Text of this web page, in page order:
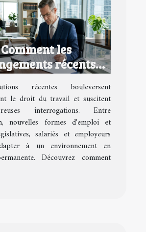
Comment les
récents
ils le droit du
travail ?
récentes bouleversent
le droit du travail et suscitent
interrogations. Entre
nouvelles formes d'emploi et
salariés et employeurs
à un environnement en
Découvrez comment